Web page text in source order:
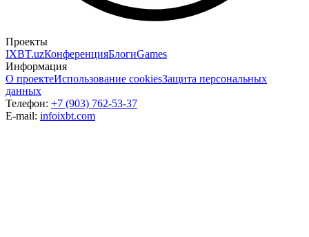
Проекты
IXBT.uzКонференцияБлогиGames
Информация
О проектеИспользование cookiesЗащита персональных
данных
Телефон: +7 (903) 762-53-37
E-mail: infoixbt.com